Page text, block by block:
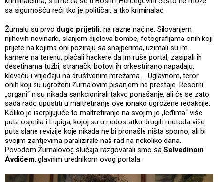
sa sigurnošću reći tko je političar, a tko kriminalac.
Žurnalu su prvo dugo prijetili, na razne načine. Silovanjem
njihovih novinarki, slanjem dijelova bombe, fotografijama onih koji
prijete na kojima oni poziraju sa snajperima, uzimali su im
kamere na terenu, plaćali hackere da im ruše portal, zasipali ih
desetinama tužbi, stranački botovi ih orkestrirano napadaju,
kleveću i vrijeđaju na društvenim mrežama … Uglavnom, teror
onih koji su ugroženi Žurnalovim pisanjem ne prestaje. Resorni
„organi“ nisu nikada sankcionirali takvo ponašanje, ali će se zato
sada rado upustiti u maltretiranje ove ionako ugrožene redakcije.
Koliko je iscrpljujuće to maltretiranje na svojim je „leđima“ više
puta osjetila i Lupiga, kojoj su u nedostatku drugih metoda više
puta slane revizije koje nikada ne bi pronašle ništa sporno, ali bi
svojim zahtjevima paralizirale naš rad na nekoliko dana.
Povodom Žurnalovog slučaja razgovarali smo sa Selvedinom
Avdićem, glavnim urednikom ovog portala.